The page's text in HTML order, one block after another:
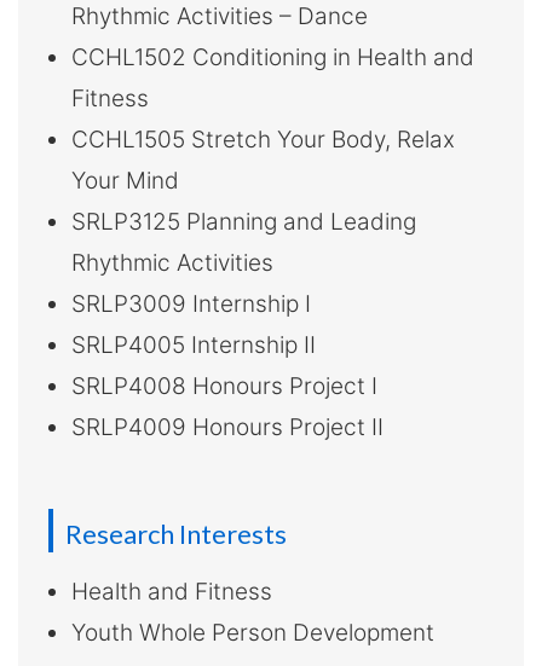
Rhythmic Activities – Dance
CCHL1502 Conditioning in Health and
Fitness
CCHL1505 Stretch Your Body, Relax
Your Mind
SRLP3125 Planning and Leading
Rhythmic Activities
SRLP3009 Internship I
SRLP4005 Internship II
SRLP4008 Honours Project I
SRLP4009 Honours Project II
Research Interests
Health and Fitness
Youth Whole Person Development